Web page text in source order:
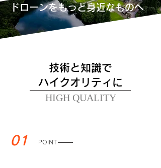
​ドローンをもっと身近なものへ
技術と知識で
​ハイクオリティに
HIGH QUALITY
01 POINT